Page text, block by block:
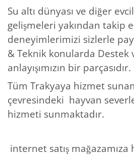
Su altı dünyası ve diğer
gelişmeleri yakından takip
deneyimlerimizi sizlerle
& Teknik konularda Destek
anlayışımızın bir parçasıdır.
Tüm Trakyaya hizmet
çevresindeki hayvan
hizmeti sunmaktadır.
internet satış mağazamıza